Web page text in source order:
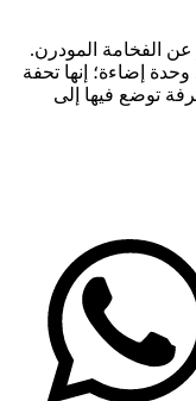
عن الفخامة المودرن.
إضاءة؛ إنها تحفة
توضع فيها إلى